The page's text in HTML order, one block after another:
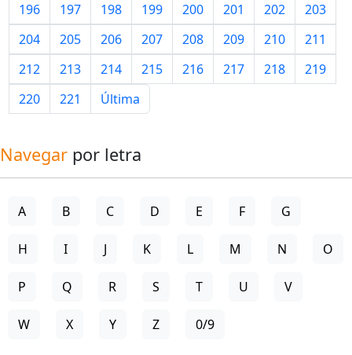
196
197 198 199 200 201 202
203
204
205 206 207 208 209 210
211
212
213 214 215 216 217 218
219
220
221 Última
Navegar por letra
A B C D E F G
H I J K L M N O
P Q R S T U V
W X Y Z 0/9